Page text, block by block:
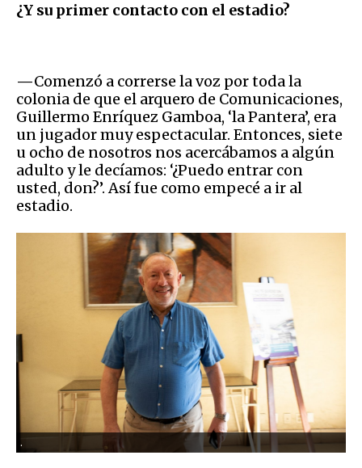
¿Y su primer contacto con el estadio?
—Comenzó a correrse la voz por toda la
colonia de que el arquero de Comunicaciones,
Guillermo Enríquez Gamboa, ‘la Pantera’, era
un jugador muy espectacular. Entonces, siete
u ocho de nosotros nos acercábamos a algún
adulto y le decíamos: ‘¿Puedo entrar con
usted, don?’. Así fue como empecé a ir al
estadio.
.